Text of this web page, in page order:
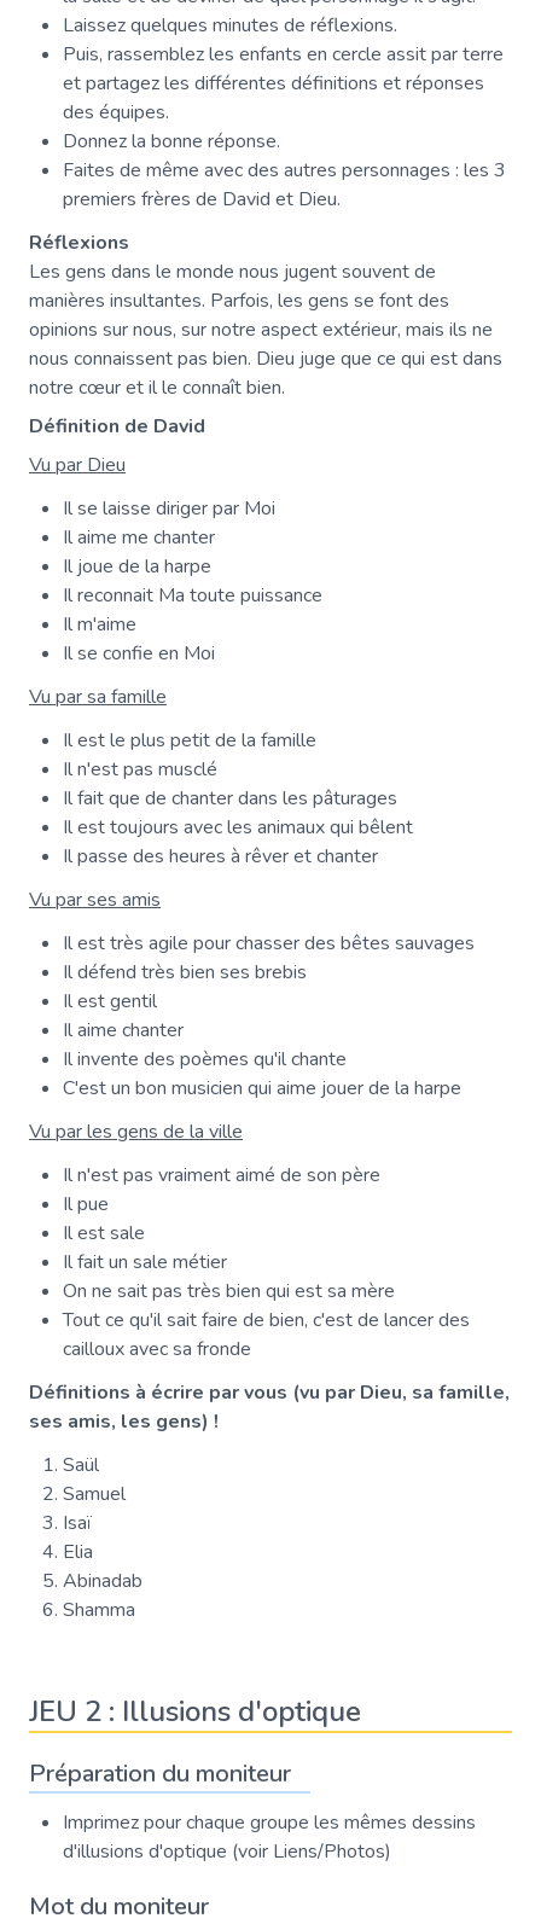
Laissez quelques minutes de réflexions.
Puis, rassemblez les enfants en cercle assit par terre
et partagez les différentes définitions et réponses
des équipes.
Donnez la bonne réponse.
Faites de même avec des autres personnages : les 3
premiers frères de David et Dieu.
Réflexions
Les gens dans le monde nous jugent souvent de
manières insultantes. Parfois, les gens se font des
opinions sur nous, sur notre aspect extérieur, mais ils ne
nous connaissent pas bien. Dieu juge que ce qui est dans
notre cœur et il le connaît bien.
Définition de David
Vu par Dieu
Il se laisse diriger par Moi
Il aime me chanter
Il joue de la harpe
Il reconnait Ma toute puissance
Il m'aime
Il se confie en Moi
Vu par sa famille
Il est le plus petit de la famille
Il n'est pas musclé
Il fait que de chanter dans les pâturages
Il est toujours avec les animaux qui bêlent
Il passe des heures à rêver et chanter
Vu par ses amis
Il est très agile pour chasser des bêtes sauvages
Il défend très bien ses brebis
Il est gentil
Il aime chanter
Il invente des poèmes qu'il chante
C'est un bon musicien qui aime jouer de la harpe
Vu par les gens de la ville
Il n'est pas vraiment aimé de son père
Il pue
Il est sale
Il fait un sale métier
On ne sait pas très bien qui est sa mère
Tout ce qu'il sait faire de bien, c'est de lancer des
cailloux avec sa fronde
Définitions à écrire par vous (vu par Dieu, sa famille,
ses amis, les gens) !
Saül
Samuel
Isaï
Elia
Abinadab
Shamma
JEU 2 : Illusions d'optique
Préparation du moniteur
Imprimez pour chaque groupe les mêmes dessins
d'illusions d'optique (voir Liens/Photos)
Mot du moniteur